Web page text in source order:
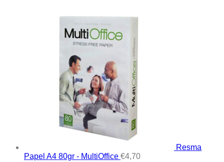
Resma
Papel A4 80gr - MultiOffice €4,70